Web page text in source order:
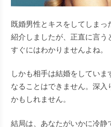
既婚男性とキスをしてしま
紹介しましたが、正直に言
すぐにはわかりませんよね。
しかも相手は結婚をしてい
なることはできません。深
かもしれません。
結局は、あなたがいかに冷静